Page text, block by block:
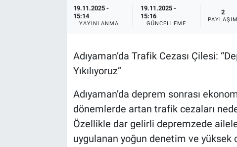
19.11.2025 -
15:14
YAYINLANMA
19.11.2025 -
15:16
GÜNCELLEME
2
PAYLAŞIM
Adıyaman’da Trafik Cezası Çilesi:
Yıkılıyoruz”
Adıyaman’da deprem sonrası
dönemlerde artan trafik cezaları
Özellikle dar gelirli depremzede
uygulanan yoğun denetim ve yüksek
Kültür Sanat